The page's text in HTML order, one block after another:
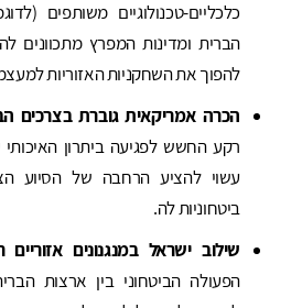
הברית ומדינות המפרץ מתכוונים
להפוך את השחקניות האזוריות
הכרה אמריקאית גוברת בצרכים
רקע החשש לפגיעה ביתרון
עשוי להציע הרחבה של הסיוע
ביטחוניות לה.
שילוב ישראל במנגנונים
הפעולה הביטחוני בין ארצות